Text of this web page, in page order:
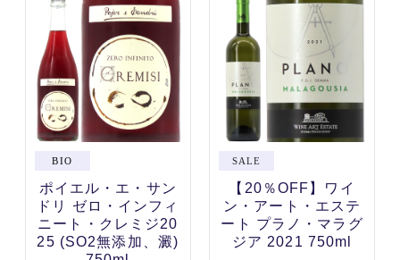
ポイエル・エ・サン
ドリ ゼロ・インフィ
ニート・クレミジ20
25 (SO2無添加、澱)
【20％OFF】ワイ
ン・アート・エステ
ート プラノ・マラグ
ジア 2021 750ml